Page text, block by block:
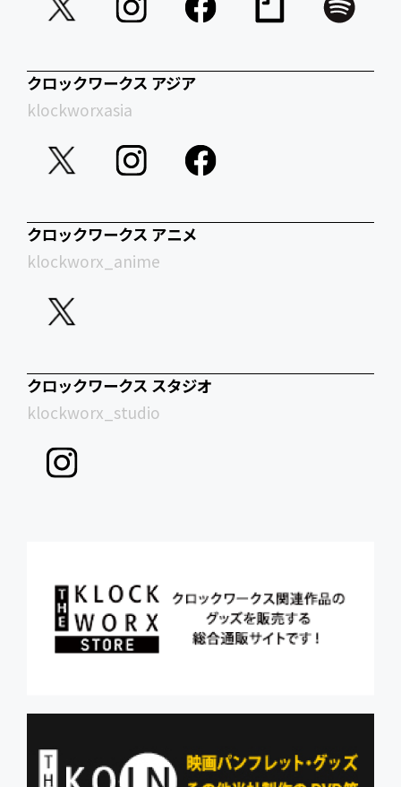
クロックワークス アジア
klockworxasia
クロックワークス アニメ
klockworx_anime
クロックワークス スタジオ
klockworx_studio